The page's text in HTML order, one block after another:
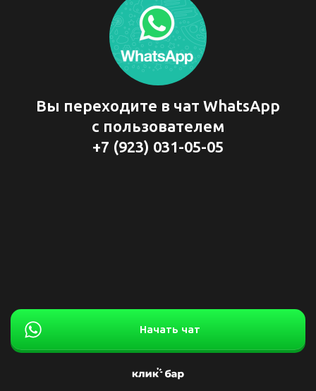
Вы переходите в чат WhatsApp
с пользователем
+7 (923) 031-05-05
Начать чат